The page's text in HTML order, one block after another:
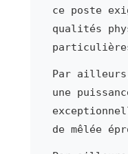
ce poste
qualités
Par
une
de mêlée